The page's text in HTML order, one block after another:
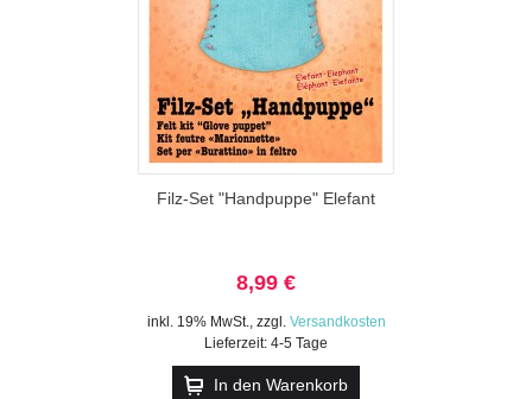
Filz-Set "Handpuppe" Elefant
8,99 €
inkl. 19% MwSt., zzgl. Versandkosten
Lieferzeit: 4-5 Tage
In den Warenkorb